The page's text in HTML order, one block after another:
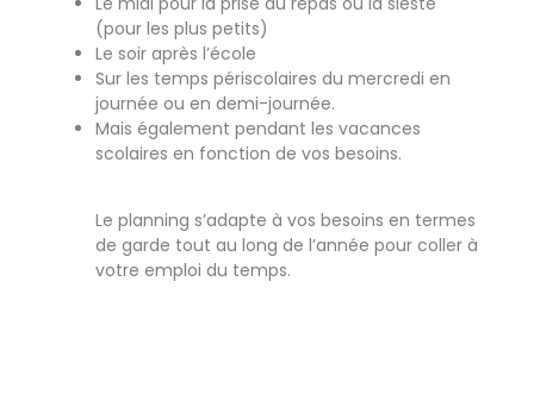
(pour les plus petits)
Le soir après l’école
Sur les temps périscolaires du mercredi en
journée ou en demi-journée.
Mais également pendant les vacances
scolaires en fonction de vos besoins.
Le planning s’adapte à vos besoins en termes
de garde tout au long de l’année pour coller à
votre emploi du temps.